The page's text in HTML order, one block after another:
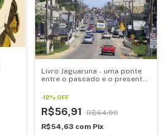
Livro Jaguaruna - uma ponte
entre o passado e o presente,
-12% OFF
R$56,91
R$64,90
R$54,63 com Pix